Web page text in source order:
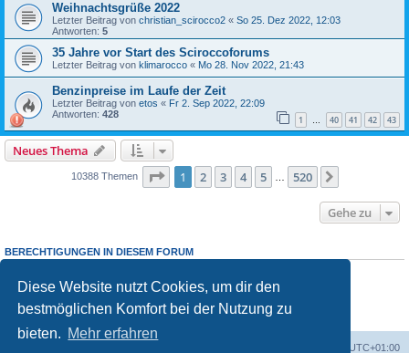
Diese Website nutzt Cookies, um dir den
bestmöglichen Komfort bei der Nutzung zu
bieten. Mehr erfahren
Weihnachtsgrüße 2022
Letzter Beitrag von christian_scirocco2 « So 25. Dez 2022, 12:03
Antworten: 5
35 Jahre vor Start des Sciroccoforums
Letzter Beitrag von klimarocco « Mo 28. Nov 2022, 21:43
Benzinpreise im Laufe der Zeit
Letzter Beitrag von etos « Fr 2. Sep 2022, 22:09
Antworten: 428 1 … 40 41 42 43
Neues Thema
10388 Themen Seite 1von 520
1 2 3 4 5 520
Gehe zu
BERECHTIGUNGEN IN DIESEM FORUM
Du darfst keineAntworten zu Themen in diesem Forum erstellen.
Du darfst deine Beiträge in diesem Forumnichtändern.
Du darfst deine Beiträge in diesem Forum nicht löschen.
keine
UTC+01:00